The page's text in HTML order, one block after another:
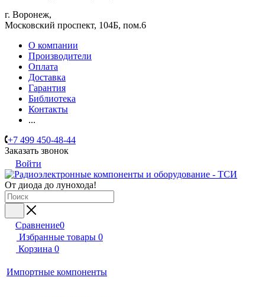
г. Воронеж,
​Московский проспект, 104Б, пом.6
О компании
Производители
Оплата
Доставка
Гарантия
Библиотека
Контакты
...
+7 499 450-48-44
Заказать звонок
Войти
От диода до лунохода!
Сравнение0
Избранные товары 0
Корзина 0
Импортные компоненты